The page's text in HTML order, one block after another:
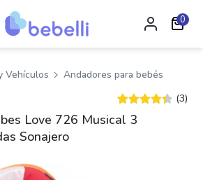
0
Vehículos Andadores para bebés
Valorado
(3)
Love 726 Musical 3
Sonajero